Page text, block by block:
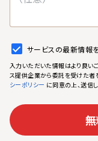
サービスの最新情報
入力いただいた情報はより良い
ス提供企業から委託を受けた者
シーポリシー に同意の上、送信し